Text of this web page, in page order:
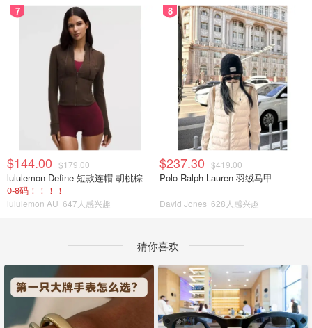
7
$144.00 $179.00
lululemon Define 短款连帽 胡桃棕
0-8码！！！！
lululemon AU 647人感兴趣
8
$237.30 $419.00
Polo Ralph Lauren 羽绒马甲
David Jones 628人感兴趣
猜你喜欢